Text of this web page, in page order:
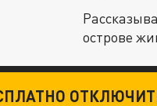
острове